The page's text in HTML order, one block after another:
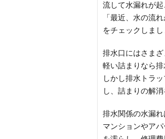
流して水漏れが起
「最近、水の流
をチェックしまし
排水口にはさまざ
軽い詰まりなら
しかし排水トラ
し、詰まりの解
排水関係の水漏
マンションやア